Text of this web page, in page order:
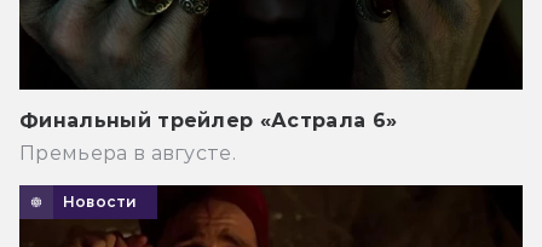
Финальный трейлер «Астрала 6»
Премьера в августе.
Новости